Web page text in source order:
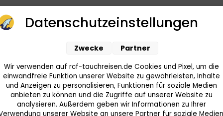
oder Vollpension buchbar. Frühstück wird im
und ein Drei Gänge Menü am Abend exklusive
Carte Menü exklusive Getränke inkludiert.
Datenschutzeinstellungen
Wir verwenden auf rcf-tauchreisen.de Cookies und Pixel, um die
einwandfreie Funktion unserer Website zu gewährleisten, Inhalte
und Anzeigen zu personalisieren, Funktionen für soziale Medien
anbieten zu können und die Zugriffe auf unserer Website zu
analysieren. Außerdem geben wir Informationen zu Ihrer
unserer Website an unsere Partner für soziale
Zwecke Partner